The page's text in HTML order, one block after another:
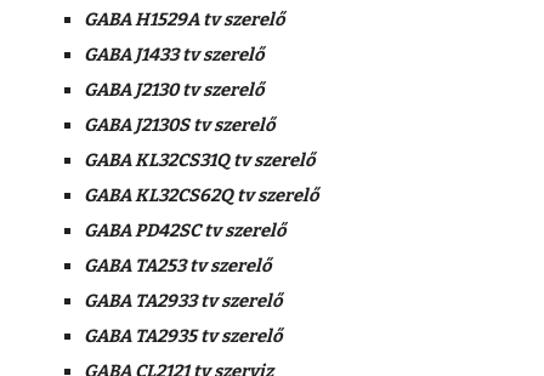
GABA H1529A tv szerelő
GABA J1433 tv szerelő
GABA J2130 tv szerelő
GABA J2130S tv szerelő
GABA KL32CS31Q tv szerelő
GABA KL32CS62Q tv szerelő
GABA PD42SC tv szerelő
GABA TA253 tv szerelő
GABA TA2933 tv szerelő
GABA TA2935 tv szerelő
GABA CL2121 tv szerviz